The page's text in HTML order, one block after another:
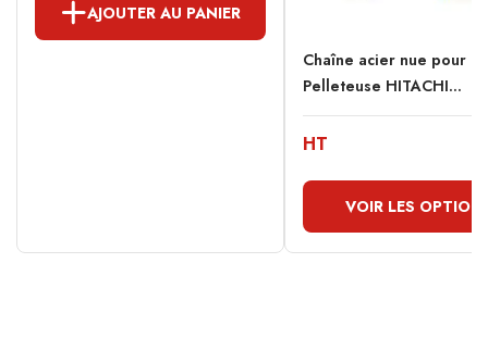
AJOUTER AU PANIER
Chaîne acier nue pour
Pelleteuse HITACHI...
HT
VOIR LES